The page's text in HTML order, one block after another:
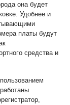
она будет
Удобнее и
платы будут
средства и